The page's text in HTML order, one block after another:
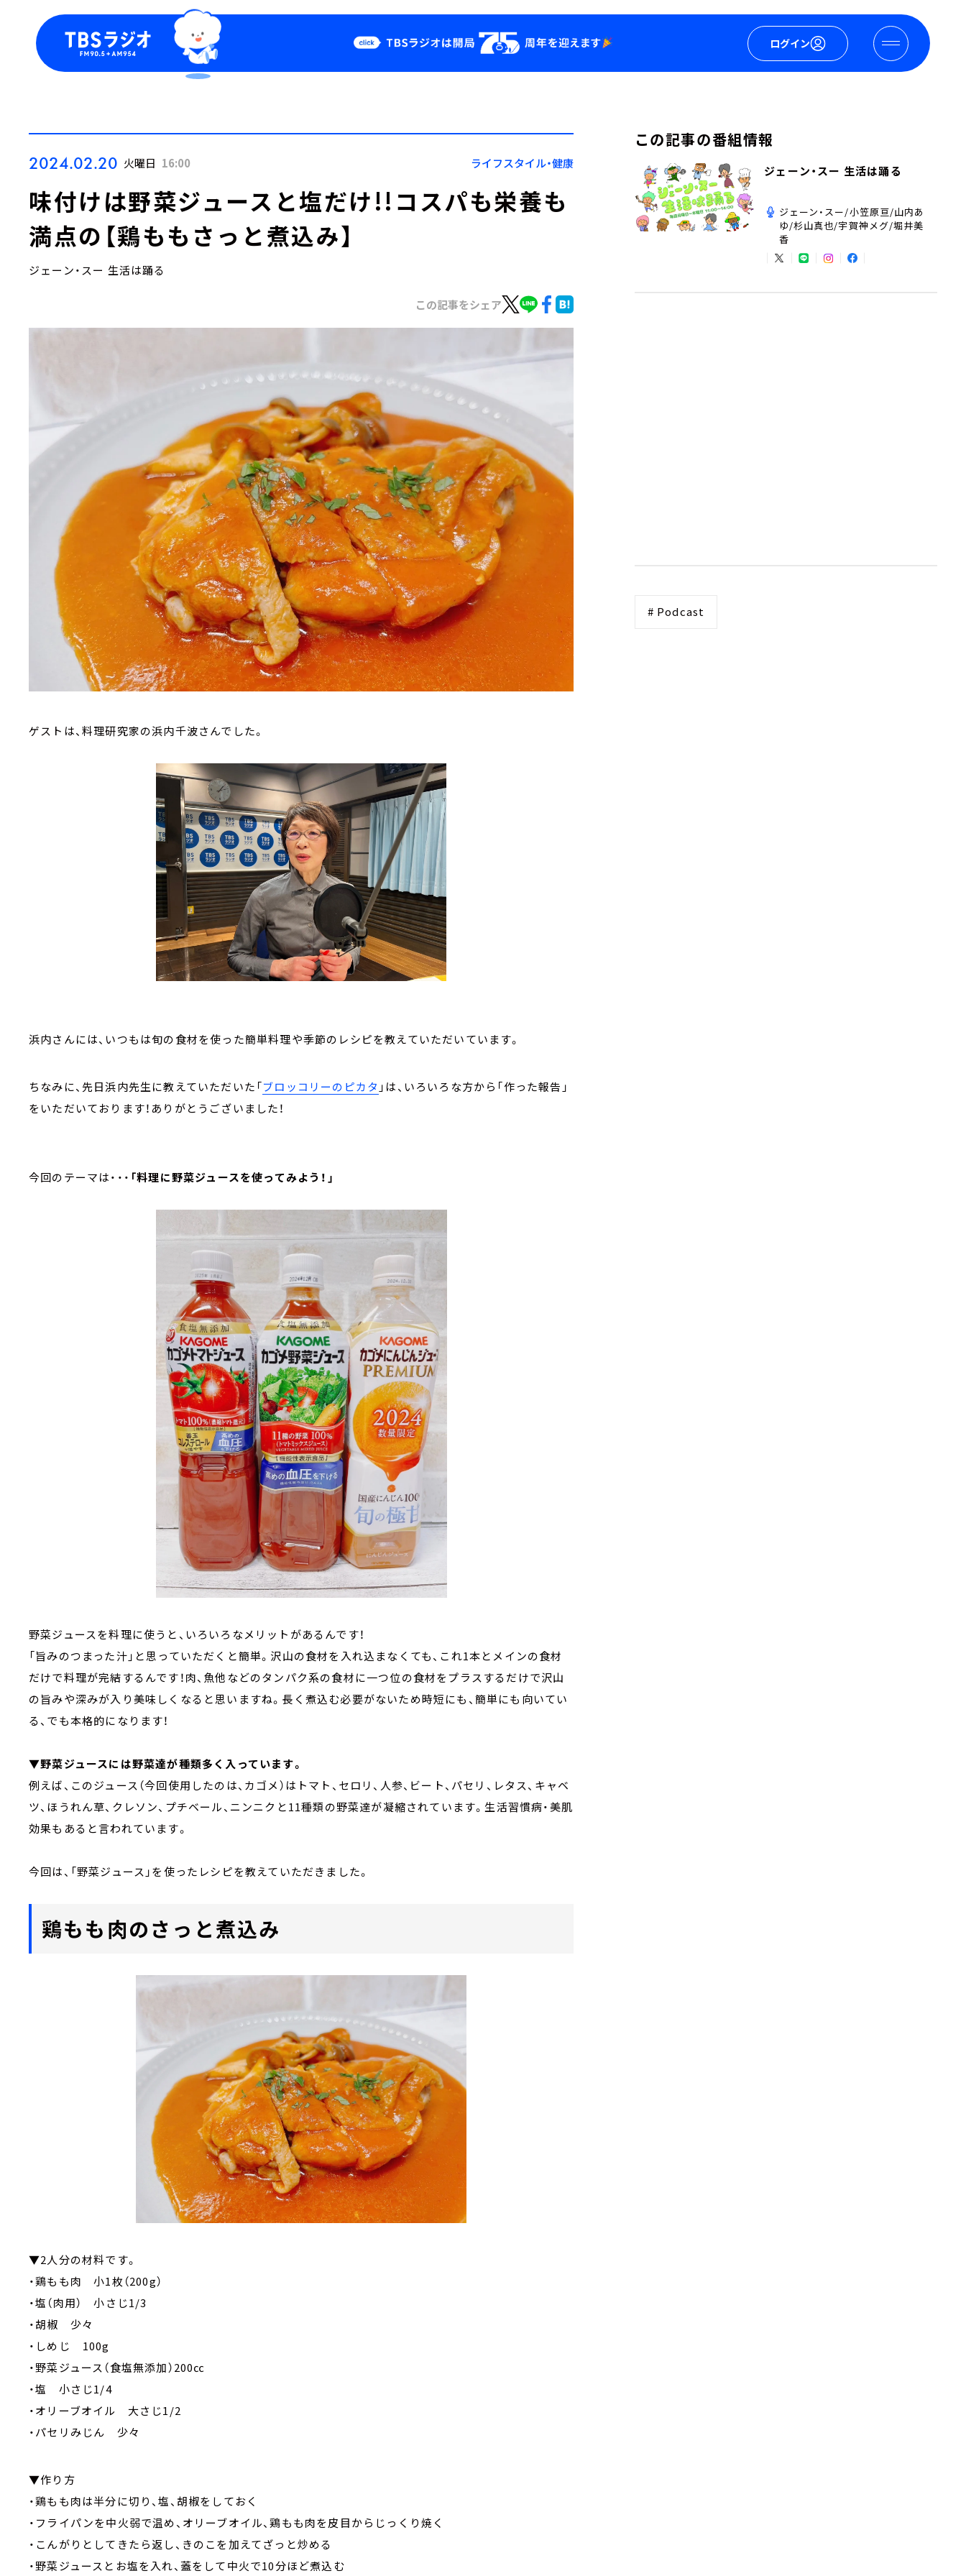
ログイン
Podcast
YouTube
会社情報
2024.02.20 火曜日 16:00 ライフスタイル・健康
味付けは野菜ジュースと塩だけ!!コスパも栄養も
満点の【鶏ももさっと煮込み】
ジェーン・スー 生活は踊る
この記事をシェア
ゲストは、料理研究家の浜内千波さんでした。
浜内さんには、いつもは旬の食材を使った簡単料理や季節のレシピを教えていただいています。
ちなみに、先日浜内先生に教えていただいた「ブロッコリーのピカタ 」は、いろいろな方から「作った報告」
をいただいております！ありがとうございました！
今回のテーマは・・・ 「料理に野菜ジュースを使ってみよう！」
野菜ジュースを料理に使うと、いろいろなメリットがあるんです！
「旨みのつまった汁」と思っていただくと簡単。沢山の食材を入れ込まなくても、これ1本とメインの食材
だけで料理が完結するんです！肉、魚他などのタンパク系の食材に一つ位の食材をプラスするだけで沢山
の旨みや深みが入り美味しくなると思いますね。長く煮込む必要がないため時短にも、簡単にも向いてい
る、でも本格的になります！
▼野菜ジュースには野菜達が種類多く入っています。
例えば、このジュース（今回使用したのは、カゴメ）はトマト、セロリ、人参、ビート、パセリ、レタス、キャベ
ツ、ほうれん草、クレソン、プチベール、ニンニクと11種類の野菜達が凝縮されています。生活習慣病・美肌
効果もあると言われています。
今回は、「野菜ジュース」を使ったレシピを教えていただきました。
鶏もも肉のさっと煮込み
▼2人分の材料です。
・鶏もも肉 小1枚（200g）
・塩（肉用） 小さじ1/3
・胡椒 少々
・しめじ 100g
・野菜ジュース（食塩無添加）200㏄
・塩 小さじ1/4
・オリーブオイル 大さじ1/2
・パセリみじん 少々
▼作り方
・鶏もも肉は半分に切り、塩、胡椒をしておく
・フライパンを中火弱で温め、オリーブオイル、鶏もも肉を皮目からじっくり焼く
・こんがりとしてきたら返し、きのこを加えてざっと炒める
・野菜ジュースとお塩を入れ、蓋をして中火で10分ほど煮込む
この記事の番組情報
ジェーン・スー 生活は踊る
ジェーン・スー/小笠原亘/山内あ
ゆ/杉山真也/宇賀神メグ/堀井美
香
# Podcast